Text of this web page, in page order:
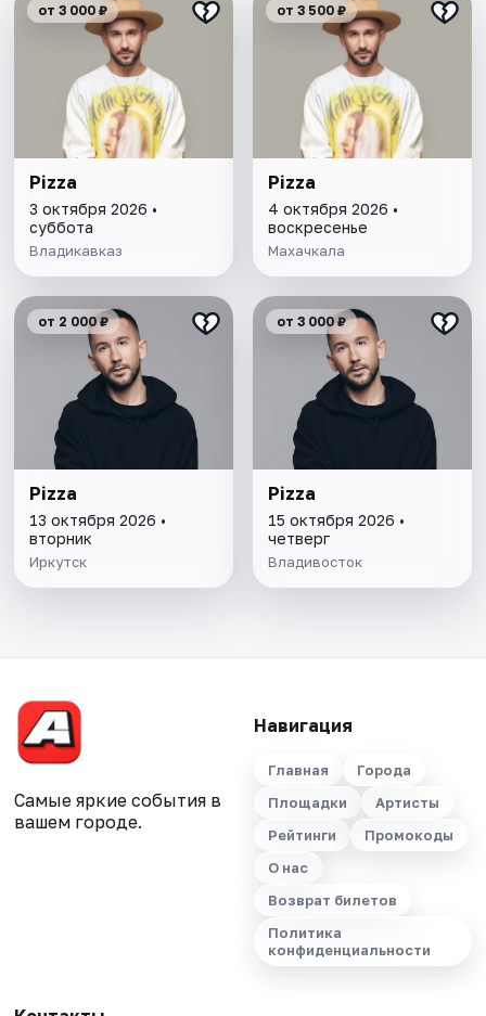
от 3 000 ₽
Pizza
3 октября 2026 •
суббота
Владикавказ
от 3 500 ₽
Pizza
4 октября 2026 •
воскресенье
Махачкала
от 2 000 ₽
Pizza
13 октября 2026 •
вторник
Иркутск
от 3 000 ₽
Pizza
15 октября 2026 •
четверг
Владивосток
Самые яркие события в
вашем городе.
Навигация
Главная
Города
Площадки
Артисты
Рейтинги
Промокоды
О нас
Возврат билетов
Политика
конфиденциальности